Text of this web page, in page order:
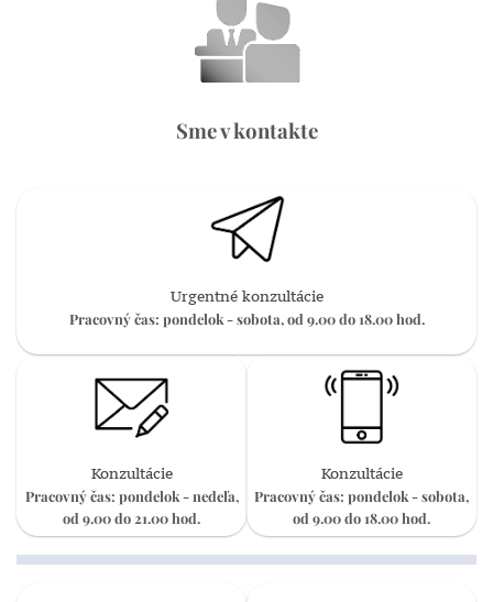
Sme v kontakte
Urgentné konzultácie
Pracovný čas: pondelok - sobota, od 9.00 do 18.00 hod.
Konzultácie
Pracovný čas: pondelok - nedeľa,
od 9.00 do 21.00 hod.
Konzultácie
Pracovný čas: pondelok - sobota,
od 9.00 do 18.00 hod.